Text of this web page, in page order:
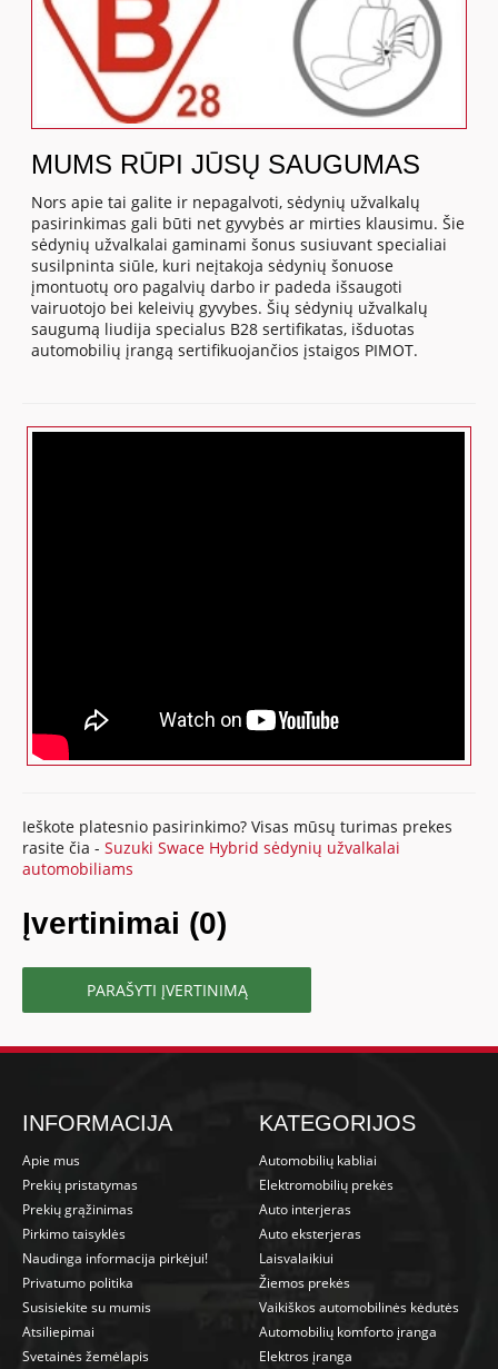
MUMS RŪPI JŪSŲ SAUGUMAS
Nors apie tai galite ir nepagalvoti, sėdynių užvalkalų
pasirinkimas gali būti net gyvybės ar mirties klausimu. Šie
sėdynių užvalkalai gaminami šonus susiuvant specialiai
susilpninta siūle, kuri neįtakoja sėdynių šonuose
įmontuotų oro pagalvių darbo ir padeda išsaugoti
vairuotojo bei keleivių gyvybes. Šių sėdynių užvalkalų
saugumą liudija specialus B28 sertifikatas, išduotas
automobilių įrangą sertifikuojančios įstaigos PIMOT.
Ieškote platesnio pasirinkimo? Visas mūsų turimas prekes
rasite čia -Suzuki Swace Hybrid sėdynių užvalkalai
automobiliams
Įvertinimai (0)
PARAŠYTI ĮVERTINIMĄ
INFORMACIJA
Apie mus
Prekių pristatymas
Prekių grąžinimas
Pirkimo taisyklės
Naudinga informacija pirkėjui!
Privatumo politika
Susisiekite su mumis
Atsiliepimai
Svetainės žemėlapis
KATEGORIJOS
Automobilių kabliai
Elektromobilių prekės
Auto interjeras
Auto eksterjeras
Laisvalaikiui
Žiemos prekės
Vaikiškos automobilinės kėdutės
Automobilių komforto įranga
Elektros įranga